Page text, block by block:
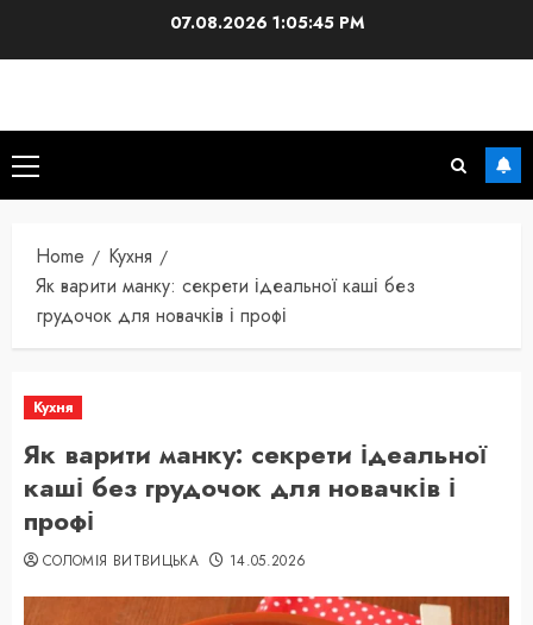
07.08.2026 1:05:46 PM
Primary
Menu
Home
Кухня
Як варити манку: секрети ідеальної каші без
грудочок для новачків і профі
Кухня
Як варити манку: секрети ідеальної
каші без грудочок для новачків і
профі
СОЛОМІЯ ВИТВИЦЬКА 14.05.2026